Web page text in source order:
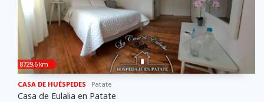
8729,6 km
CASA DE HUÉSPEDES Patate
Casa de Eulalia en Patate